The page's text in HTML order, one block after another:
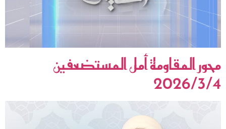
محور المقاومة أمل المستضعفين
2026/3/4